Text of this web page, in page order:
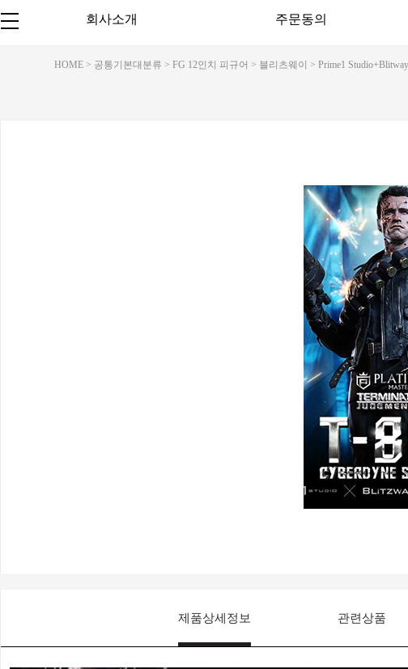
회사소개 주문동의
HOME > 공통기본대분류 > FG 12인치 피규어 > 블리츠웨이 > Prime1
제품상세정보 관련상품